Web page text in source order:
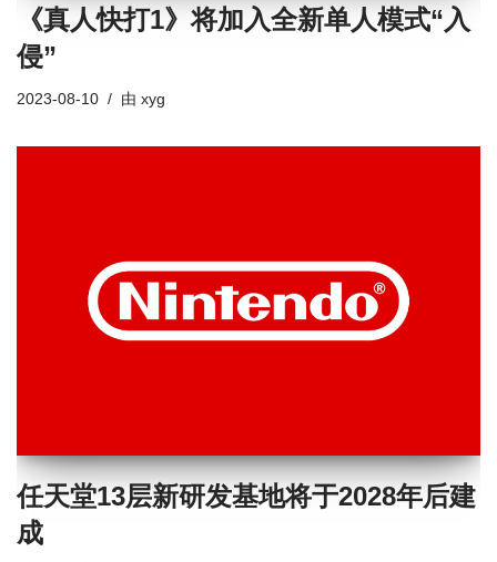
《真人快打1》将加入全新单人模式“入
侵”
2023-08-10 由 xyg
任天堂13层新研发基地将于2028年后建
成